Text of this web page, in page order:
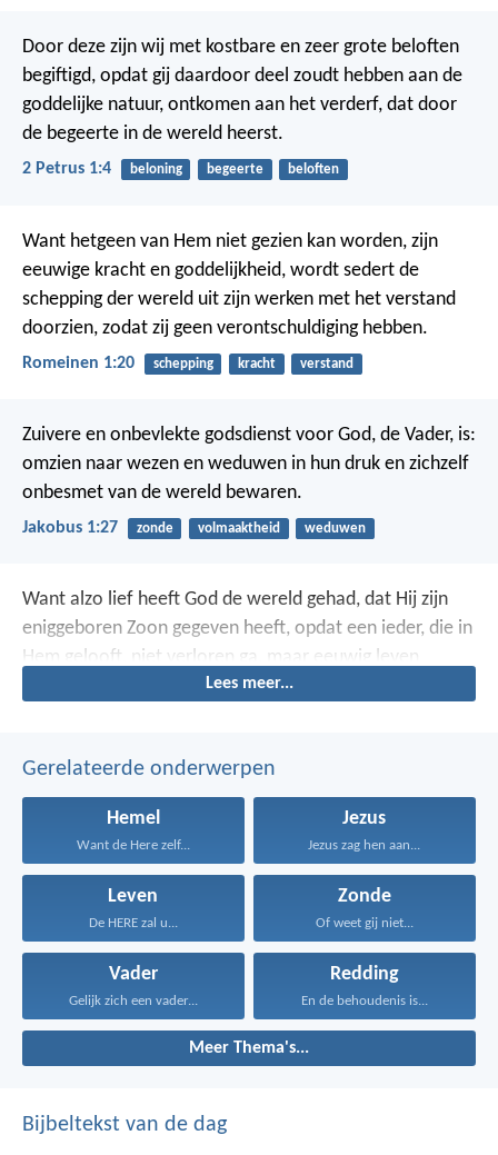
Door deze zijn wij met kostbare en zeer grote beloften
begiftigd, opdat gij daardoor deel zoudt hebben aan de
goddelijke natuur, ontkomen aan het verderf, dat door
de begeerte in de wereld heerst.
2 Petrus 1:4 beloning begeerte beloften
Want hetgeen van Hem niet gezien kan worden, zijn
eeuwige kracht en goddelijkheid, wordt sedert de
schepping der wereld uit zijn werken met het verstand
doorzien, zodat zij geen verontschuldiging hebben.
Romeinen 1:20 schepping kracht verstand
Zuivere en onbevlekte godsdienst voor God, de Vader, is:
omzien naar wezen en weduwen in hun druk en zichzelf
onbesmet van de wereld bewaren.
Jakobus 1:27 zonde volmaaktheid weduwen
Want alzo lief heeft God de wereld gehad, dat Hij zijn
eniggeboren Zoon gegeven heeft, opdat een ieder, die in
Hem gelooft, niet verloren ga, maar eeuwig leven
Lees meer...
Gerelateerde onderwerpen
Hemel
Want de Here zelf...
Jezus
Jezus zag hen aan...
Leven
De HERE zal u...
Zonde
Of weet gij niet...
Vader
Gelijk zich een vader...
Redding
En de behoudenis is...
Meer Thema's...
Bijbeltekst van de dag